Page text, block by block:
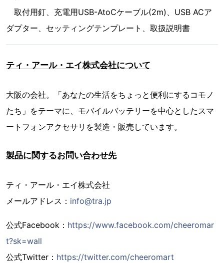
取付用釘、充電用USB-AtoCケーブル(2m)、USB ACア
ダプター、セッティングテンプレート、取扱説明書
ティ・アール・エイ株式会社について
大阪の会社。「あなたの生活をちょっと便利にするコモノ
たち」をテーマに、モバイルバッテリーを中心としたスマ
ートフォンアクセサリを製造・販売しています。
製品に関するお問い合わせ先
ティ・アール・エイ株式会社
メールアドレス： info@tra.jp
公式Facebook： https://www.facebook.com/cheeromar
t?sk=wall
公式Twitter： https://twitter.com/cheeromart